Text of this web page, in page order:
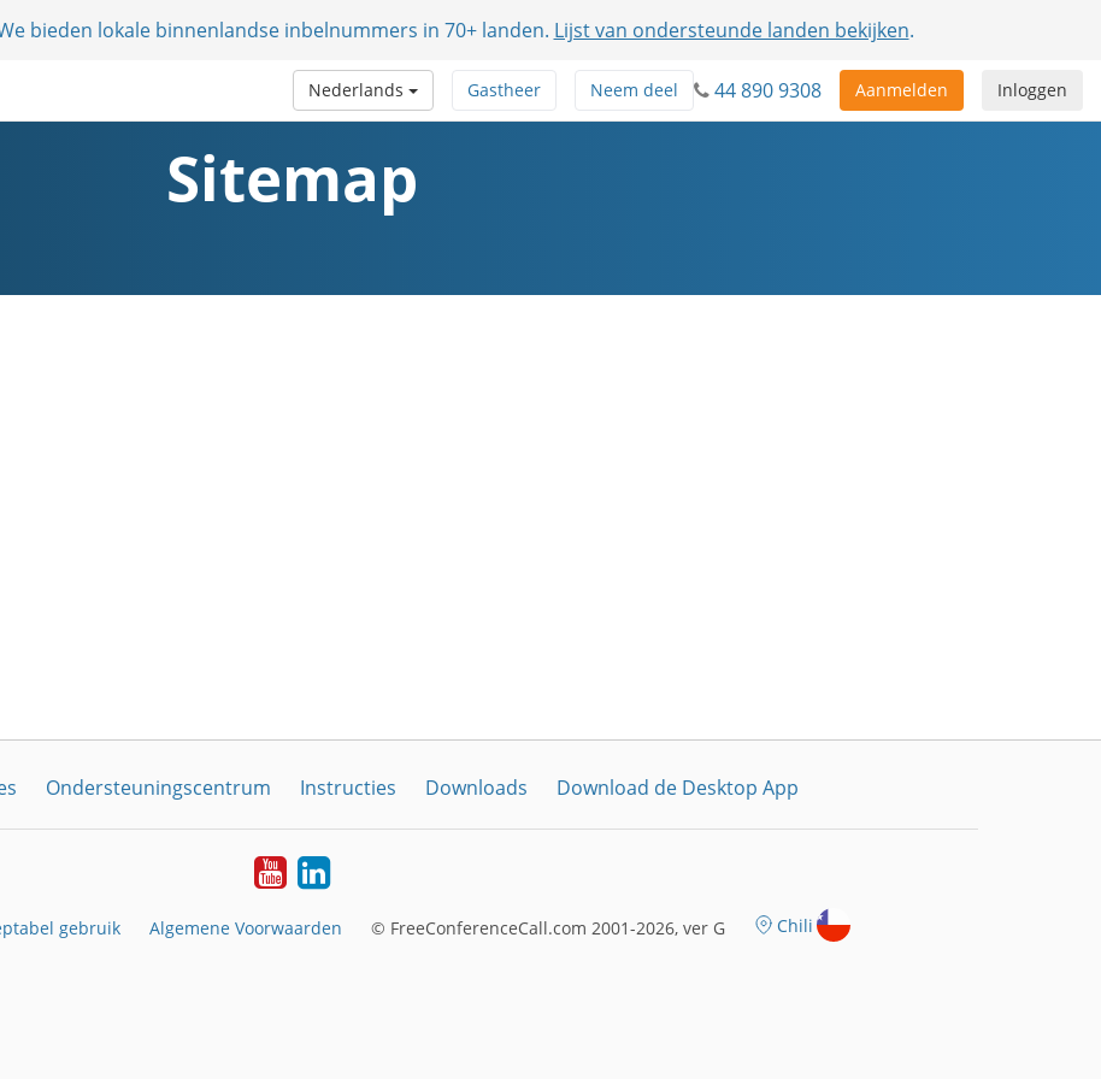
bieden lokale binnenlandse inbelnummers in 70+ landen. Lijst van ondersteunde landen bekijken.
Inloggen
Aanmelden
44 890 9308
Neem deel
Gastheer
Nederlands
Sitemap
Ondersteuningscentrum Instructies Downloads Download de Desktop App
YouTubeLinkedIn
gebruik Algemene Voorwaarden © FreeConferenceCall.com 2001-2026, ver G Chili